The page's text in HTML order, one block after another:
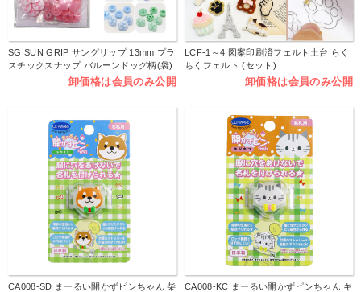
SG SUN GRIP サングリップ 13mm プラ
スチックスナップ バルーンドッグ柄(袋)
卸価格は会員のみ公開
LCF-1～4 図案印刷済フェルト土台 らく
ちくフェルト (セット)
卸価格は会員のみ公開
CA008-SD まーるい開かずピンちゃん 柴
CA008-KC まーるい開かずピンちゃん キ